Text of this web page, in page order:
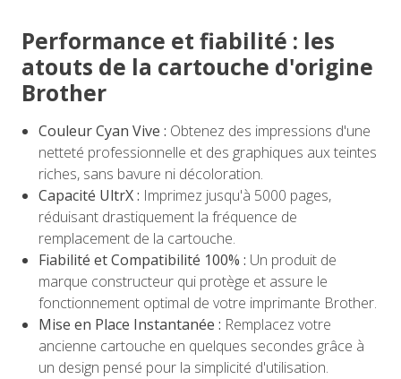
Performance et fiabilité : les
atouts de la cartouche d'origine
Brother
Couleur Cyan Vive : Obtenez des impressions d'une
netteté professionnelle et des graphiques aux teintes
riches, sans bavure ni décoloration.
Capacité UltrX : Imprimez jusqu'à 5000 pages,
réduisant drastiquement la fréquence de
remplacement de la cartouche.
Fiabilité et Compatibilité 100% : Un produit de
marque constructeur qui protège et assure le
fonctionnement optimal de votre imprimante Brother.
Mise en Place Instantanée : Remplacez votre
ancienne cartouche en quelques secondes grâce à
un design pensé pour la simplicité d'utilisation.